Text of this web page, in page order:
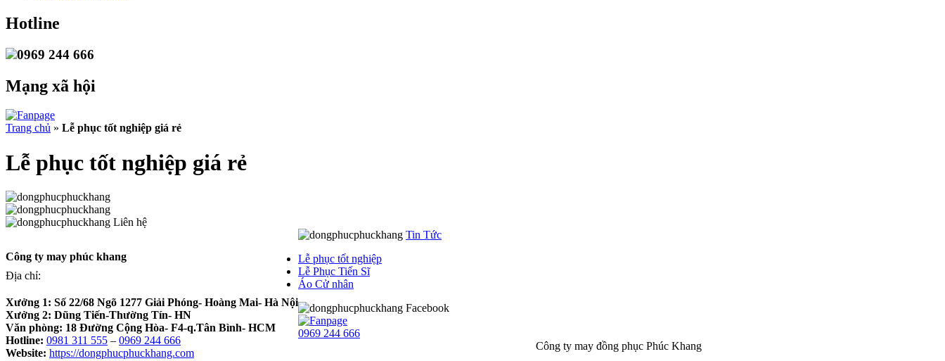
Hotline
0969 244 666
Mạng xã hội
Trang chủ » Lễ phục tốt nghiệp giá rẻ
Lễ phục tốt nghiệp giá rẻ
Liên hệ
Công ty may phúc khang
Địa chỉ:
Xưởng 1: Số 22/68 Ngõ 1277 Giải Phóng- Hoàng Mai- Hà Nội
Xưởng 2: Dũng Tiến-Thường Tín- HN
Văn phòng: 18 Đường Cộng Hòa- F4-q.Tân Bình- HCM
Hotline: 0981 311 555 – 0969 244 666
Website: https://dongphucphuckhang.com
Tin Tức
Lễ phục tốt nghiệp
Lễ Phục Tiến Sĩ
Áo Cử nhân
Facebook
0969 244 666
Công ty may đồng phục Phúc Khang